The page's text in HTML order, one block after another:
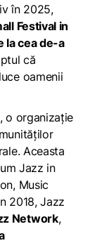
în 2025,
Festival in
la cea de-a
că
oamenii
, o organizație
Aceasta
Jazz in
Music
2018, Jazz
Network,